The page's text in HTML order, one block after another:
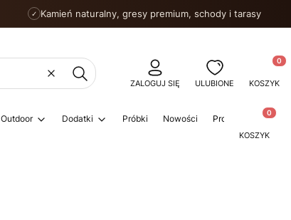
✓ Kamień naturalny, gresy premium, schody i tarasy
WyczyśćSzukaj
ZALOGUJ SIĘ ULUBIONE KOSZYK
Outdoor Dodatki Próbki Nowości PromocjeProdukty
KOSZYK